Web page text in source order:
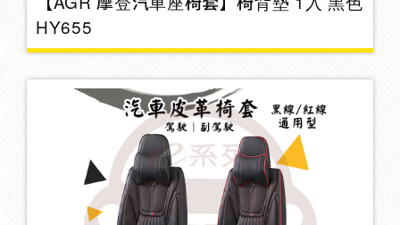
HY655
托盤 1
香水/擴香瓶/香片15